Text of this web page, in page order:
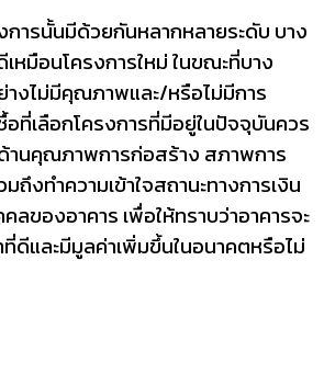
การนั้นมีด้วยกันหลากหลายระดับ บาง
หมือนโครงการใหม่ ในขณะที่บาง
างไม่มีคุณภาพและ/หรือไม่มีการ
ที่เลือกโครงการที่มีอยู่ในปัจจุบันควร
านคุณภาพการก่อสร้าง สภาพการ
มถึงทำความเข้าใจสถานะทางการเงิน
ลของอาคาร เพื่อให้ทราบว่าอาคารจะ
ดีและมีมูลค่าเพิ่มขึ้นในอนาคตหรือไม่